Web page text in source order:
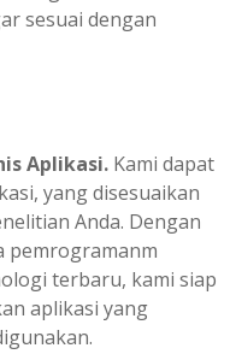
sesuai dengan
Aplikasi. Kami dapat
yang disesuaikan
Anda. Dengan
pemrogramanm
terbaru, kami siap
aplikasi yang